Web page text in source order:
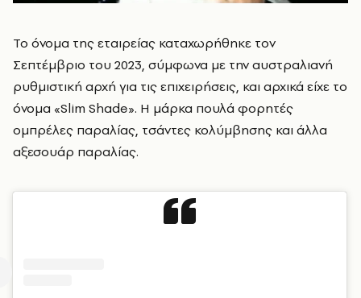
Το όνομα της εταιρείας καταχωρήθηκε τον
Σεπτέμβριο του 2023, σύμφωνα με την αυστραλιανή
ρυθμιστική αρχή για τις επιχειρήσεις, και αρχικά είχε το
όνομα «Slim Shade». Η μάρκα πουλά φορητές
ομπρέλες παραλίας, τσάντες κολύμβησης και άλλα
αξεσουάρ παραλίας.